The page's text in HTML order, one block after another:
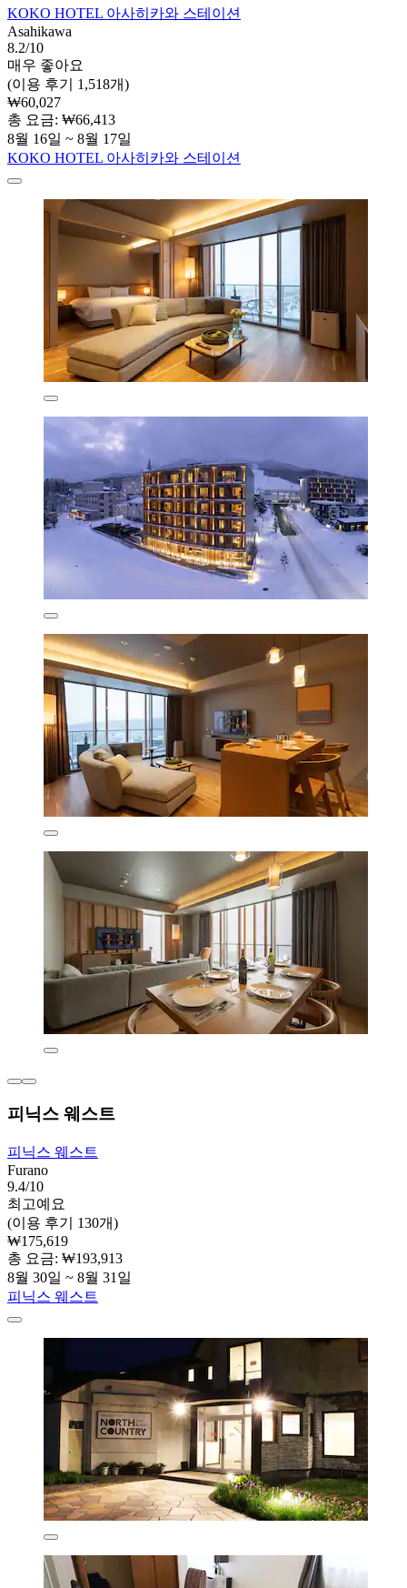
KOKO HOTEL 아사히카와 스테이션
Asahikawa
8.2/10
매우 좋아요
(이용 후기 1,518개)
₩60,027
총 요금: ₩66,413
8월 16일 ~ 8월 17일
KOKO HOTEL 아사히카와 스테이션
피닉스 웨스트
피닉스 웨스트
Furano
9.4/10
최고예요
(이용 후기 130개)
₩175,619
총 요금: ₩193,913
8월 30일 ~ 8월 31일
피닉스 웨스트